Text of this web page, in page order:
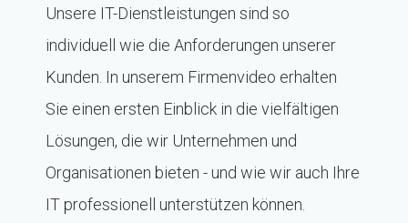
Unsere IT-Dienstleistungen sind so
individuell wie die Anforderungen unserer
Kunden. In unserem Firmenvideo erhalten
Sie einen ersten Einblick in die vielfältigen
Lösungen, die wir Unternehmen und
Organisationen bieten - und wie wir auch Ihre
IT professionell unterstützen können.